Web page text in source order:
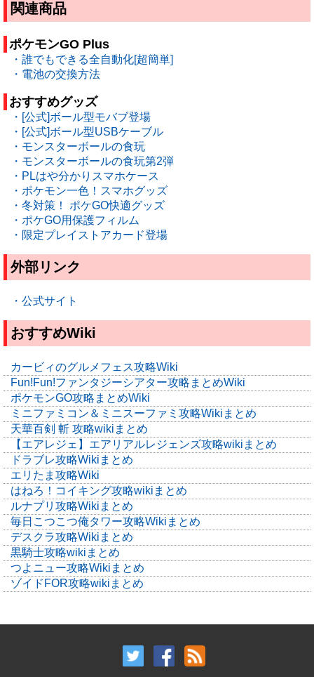
関連商品
ポケモンGO Plus
・誰でもできる全自動化[超簡単]
・電池の交換方法
おすすめグッズ
・[公式]ボール型モバブ登場
・[公式]ボール型USBケーブル
・モンスターボールの食玩
・モンスターボールの食玩第2弾
・PLはや分かりスマホケース
・ポケモン一色！スマホグッズ
・冬対策！ ポケGO快適グッズ
・ポケGO用保護フィルム
・限定プレイストアカード登場
外部リンク
・公式サイト
おすすめWiki
カービィのグルメフェス攻略Wiki
Fun!Fun!ファンタジーシアター攻略まとめWiki
ポケモンGO攻略まとめWiki
ミニファミコン＆ミニスーファミ攻略Wikiまとめ
天華百剣 斬 攻略wikiまとめ
【エアレジェ】エアリアルレジェンズ攻略wikiまとめ
ドラブレ攻略Wikiまとめ
エリたま攻略Wiki
はねろ！コイキング攻略wikiまとめ
ルナプリ攻略Wikiまとめ
毎日こつこつ俺タワー攻略Wikiまとめ
デスクラ攻略Wikiまとめ
黒騎士攻略wikiまとめ
つよニュー攻略Wikiまとめ
ゾイドFOR攻略wikiまとめ